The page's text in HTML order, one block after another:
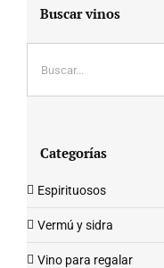
Buscar vinos
Categorías
Espirituosos
Vermú y sidra
Vino para regalar